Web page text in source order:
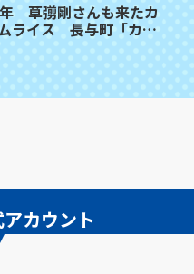
草彅剛さんも来たカ
ライス 長与町「カフ
カウント